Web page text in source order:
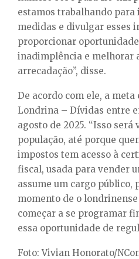
estamos trabalhando
medidas e divulgar esses
proporcionar
inadimplência e melhorar
arrecadação”, disse.
De acordo com ele, a meta
Londrina – Dívidas entre
agosto de 2025. “Isso será
população, até porque
impostos tem acesso à
fiscal, usada para vender
assume um cargo público,
momento de o
começar a se programar
essa oportunidade de
Foto: Vivian Honorato/